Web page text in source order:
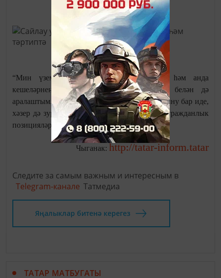
“Мин үзем сайлау участогында булдым һәм анда
кешеләрнең активлыгын күрдем, яшьләр белән дә
аралаштым. Сайлаулар белән элек тә кызыксыну бар иде,
хәзер дә зур”, - диде һәм моның кешеләрдә гражданлык
позицияләре булуының күрсәткече дип атады.
Чыганак: http://tatar-inform.tatar
Следите за самым важным и интересным в
Telegram-канале Татмедиа
Яңалыклар битенә керегез
ТАТАР МАТБУГАТЫ